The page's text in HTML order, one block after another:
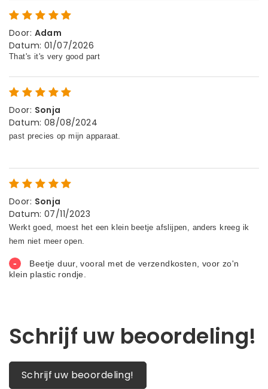
Door: Adam
Datum: 01/07/2026
Door: Sonja
Datum: 08/08/2024
Door: Sonja
Datum: 07/11/2023
Schrijf uw beoordeling!
Schrijf uw beoordeling!